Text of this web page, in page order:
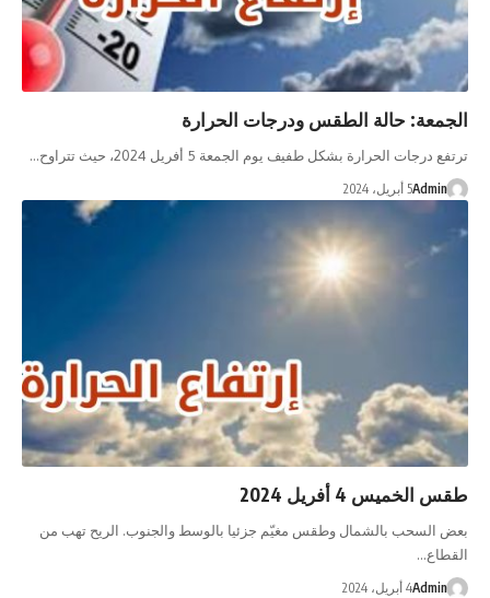
حالة الطقس ودرجات الحرارة
الحرارة بشكل طفيف يوم الجمعة 5 أفريل 2024، حيث تتراوح…
5 أبريل، 2024
4 أفريل 2024
بالشمال وطقس مغيّم جزئيا بالوسط والجنوب. الريح تهب من
4 أبريل، 2024